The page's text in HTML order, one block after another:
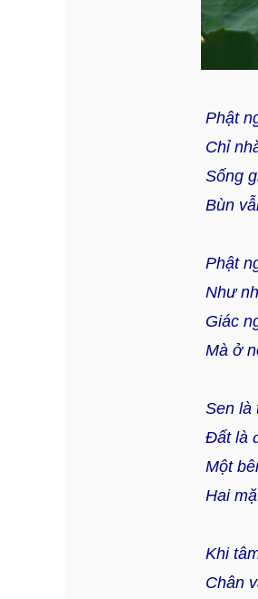
Phật
Chỉ
Sống
Bùn
Phật
Như
Giác
Mà ở
Sen là
Đất là
Một
Hai
Khi
Chân